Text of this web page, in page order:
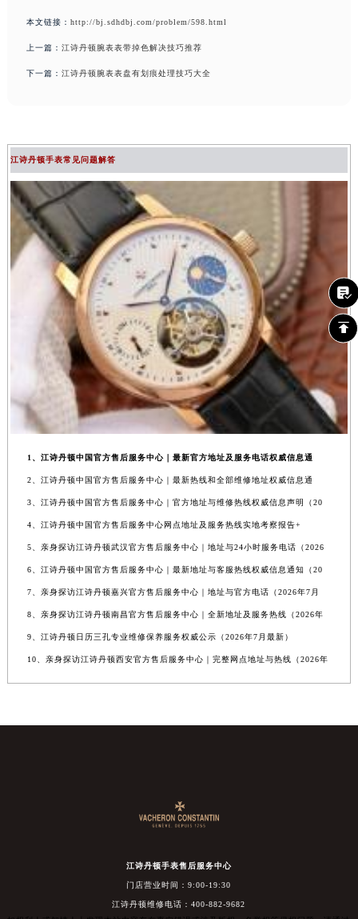
本文链接： http://bj.sdhdbj.com/problem/598.html
上一篇： 江诗丹顿腕表表带掉色解决技巧推荐
下一篇： 江诗丹顿腕表表盘有划痕处理技巧大全
江诗丹顿手表常见问题解答
1、江诗丹顿中国官方售后服务中心｜最新官方地址及服务电话权威信息通
2、江诗丹顿中国官方售后服务中心｜最新热线和全部维修地址权威信息通
3、江诗丹顿中国官方售后服务中心｜官方地址与维修热线权威信息声明（20
4、江诗丹顿中国官方售后服务中心网点地址及服务热线实地考察报告+
5、亲身探访江诗丹顿武汉官方售后服务中心｜地址与24小时服务电话（2026
6、江诗丹顿中国官方售后服务中心｜最新地址与客服热线权威信息通知（20
7、亲身探访江诗丹顿嘉兴官方售后服务中心｜地址与官方电话（2026年7月
8、亲身探访江诗丹顿南昌官方售后服务中心｜全新地址及服务热线（2026年
9、江诗丹顿日历三孔专业维修保养服务权威公示（2026年7月最新）
10、亲身探访江诗丹顿西安官方售后服务中心｜完整网点地址与热线（2026年
江诗丹顿手表售后服务中心
门店营业时间：9:00-19:30
江诗丹顿维修电话：400-882-9682